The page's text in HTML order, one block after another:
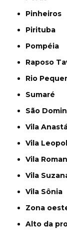
Pinheiros
Pirituba
Pompéia
Raposo
Rio
Sumaré
São
Vila
Vila
Vila
Vila
Vila Sônia
Zona
alto da